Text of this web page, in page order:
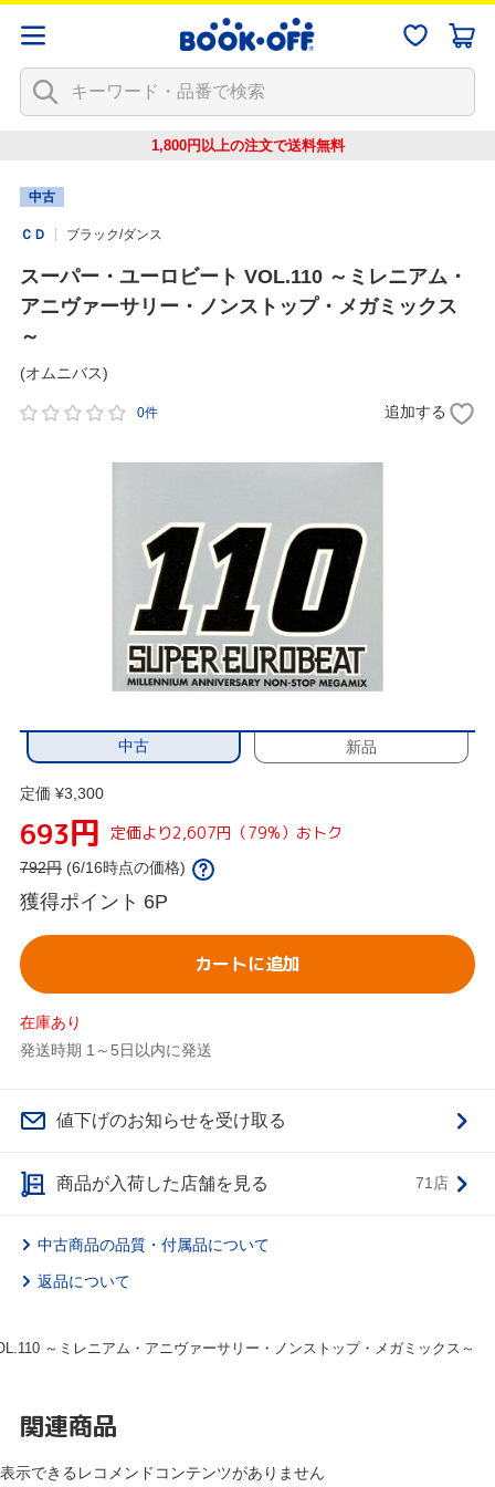
1,800円以上の注文で送料無料
中古
ＣＤ ブラック/ダンス
スーパー・ユーロビート VOL.110 ～ミレニアム・
アニヴァーサリー・ノンストップ・メガミックス
～
(オムニバス)
0件 追加する
中古 新品
定価 ¥3,300
693円 定価より2,607円（79%）おトク
792円 (6/16時点の価格)
獲得ポイント 6P
カートに追加
在庫あり
発送時期 1～5日以内に発送
値下げのお知らせを受け取る
商品が入荷した店舗を見る 71店
中古商品の品質・付属品について
返品について
～ミレニアム・アニヴァーサリー・ノンストップ・メガミックス～
関連商品
表示できるレコメンドコンテンツがありません